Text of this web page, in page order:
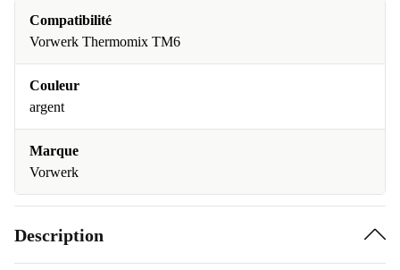
Compatibilité
Vorwerk Thermomix TM6
Couleur
argent
Marque
Vorwerk
Description